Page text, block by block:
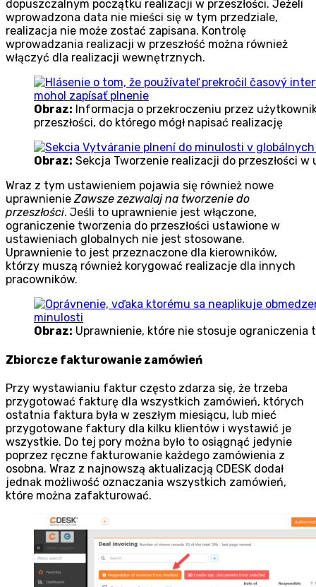
dopuszczalnym początku realizacji w przeszłości. Jeżeli
wprowadzona data nie mieści się w tym przedziale,
realizacja nie może zostać zapisana. Kontrolę
wprowadzania realizacji w przeszłość można również
włączyć dla realizacji wewnętrznych.
Obraz: Informacja o przekroczeniu przez
przeszłości, do którego mógł napisać realizację
Obraz: Sekcja Tworzenie realizacji do przeszłości
Wraz z tym ustawieniem pojawia się również nowe
uprawnienieZawsze zezwalaj na tworzenie do
przeszłości. Jeśli to uprawnienie jest włączone,
ograniczenie tworzenia do przeszłości ustawione w
ustawieniach globalnych nie jest stosowane.
Uprawnienie to jest przeznaczone dla kierowników,
którzy muszą również korygować realizacje dla innych
pracowników.
Obraz: Uprawnienie, które nie stosuje ograniczenia
Zbiorcze fakturowanie zamówień
Przy wystawianiu faktur często zdarza się, że trzeba
przygotować fakturę dla wszystkich zamówień, których
ostatnia faktura była w zeszłym miesiącu, lub mieć
przygotowane faktury dla kilku klientów i wystawić je
wszystkie. Do tej pory można było to osiągnąć jedynie
poprzez ręczne fakturowanie każdego zamówienia z
osobna. Wraz z najnowszą aktualizacją CDESK dodał
jednak możliwość oznaczania wszystkich zamówień,
które można zafakturować.